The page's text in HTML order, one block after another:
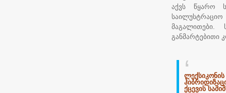
აქვს წყარო
მაგალითები.
განმარტებითი
ქცევის